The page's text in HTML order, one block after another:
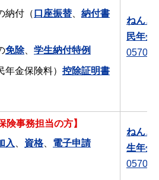
納付（ 口座振替、 納付書
免除、 学生納付特例
金保険料） 控除証明書
ねんき
民年金
0570-
険事務担当の方】
入、 資格、 電子申請
ねんき
生年金
0570-